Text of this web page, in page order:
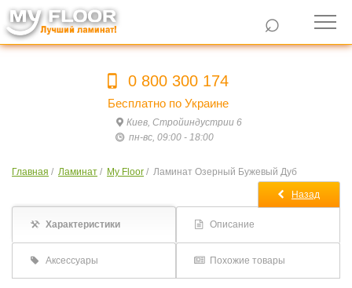
⌕
0 800 300 174
Бесплатно по Украине
Киев, Стройиндустрии 6
пн-вс, 09:00 - 18:00
Главная / Ламинат / My Floor / Ламинат Озерный Бужевый Дуб
Характеристики Описание
Аксессуары Похожие товары
Назад